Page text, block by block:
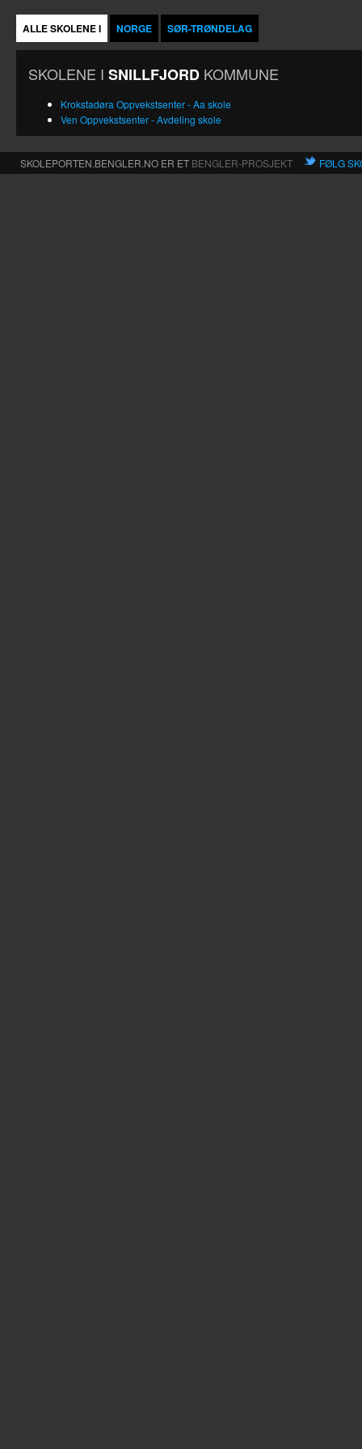
ALLE SKOLENE I NORGE SØR-TRØNDELAG
SKOLENE I SNILLFJORD KOMMUNE
Krokstadøra Oppvekstsenter - Aa skole
Ven Oppvekstsenter - Avdeling skole
SKOLEPORTEN.BENGLER.NO ER ET BENGLER-PROSJEKT FØLG